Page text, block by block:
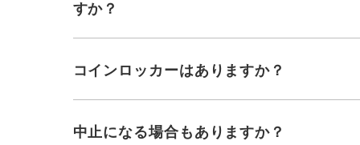
すか？
コインロッカーはありますか？
中止になる場合もありますか？